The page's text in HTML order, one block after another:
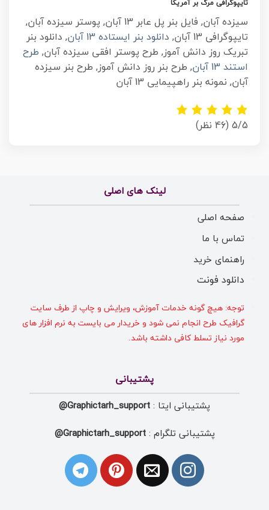
تایپوگرافی مرگ بر آمریکا
سیزده آبان, فایل بنر پل عابر 13 آبان, پوستر سیزده آبان,
تایپوگرافی 13 آبان,
دانلود بنر ایستاده 13 آبان
, دانلود بنر
تبریک روز دانش آموز, طرح پوستر افقی سیزده آبان, طرح
استند 13 آبان
, طرح بنر روز دانش آموز, طرح بنر سیزده
آبان, نمونه بنر راهپیمایی 13 آبان
5/5 (46 نظر)
لینک های اصلی
صفحه اصلی
تماس با ما
راهنمای خرید
دانلود فونت
توجه: هیچ گونه خدمات آموزش، ویرایش و چاپ از طرف سایت
گرافیک طرح انجام نمی شود و خریدار می بایست به نرم افزار های
مورد نیاز تسلط کافی داشته باشد.
پشتیبانی
پشتیبانی ایتا : Graphictarh_support@
پشتیبانی تلگرام :Graphictarh_support@